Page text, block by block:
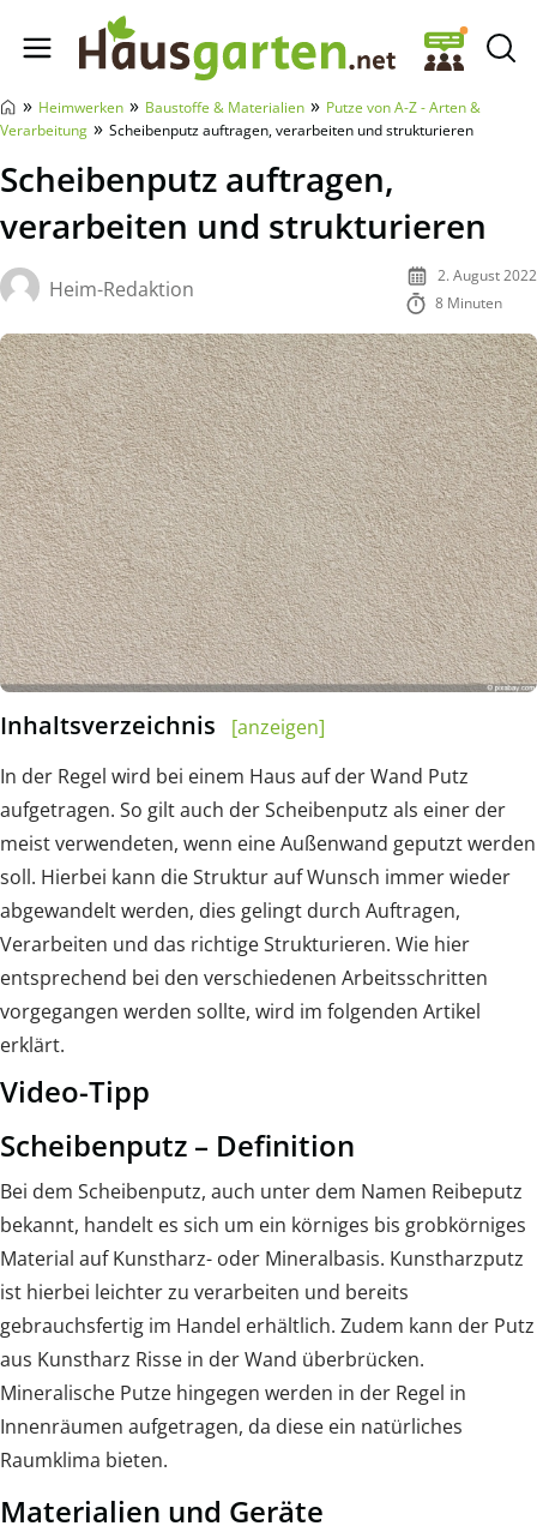
Hausgarten.net
» Heimwerken » Baustoffe & Materialien » Putze von A-Z - Arten &
Verarbeitung » Scheibenputz auftragen, verarbeiten und strukturieren
Scheibenputz auftragen,
verarbeiten und strukturieren
Heim-Redaktion
2. August 2022
8 Minuten
Inhaltsverzeichnis
[anzeigen]
In der Regel wird bei einem Haus auf der Wand Putz
aufgetragen. So gilt auch der Scheibenputz als einer der
meist verwendeten, wenn eine Außenwand geputzt werden
soll. Hierbei kann die Struktur auf Wunsch immer wieder
abgewandelt werden, dies gelingt durch Auftragen,
Verarbeiten und das richtige Strukturieren. Wie hier
entsprechend bei den verschiedenen Arbeitsschritten
vorgegangen werden sollte, wird im folgenden Artikel
erklärt.
Video-Tipp
Scheibenputz – Definition
Bei dem Scheibenputz, auch unter dem Namen Reibeputz
bekannt, handelt es sich um ein körniges bis grobkörniges
Material auf Kunstharz- oder Mineralbasis. Kunstharzputz
ist hierbei leichter zu verarbeiten und bereits
gebrauchsfertig im Handel erhältlich. Zudem kann der Putz
aus Kunstharz Risse in der Wand überbrücken.
Mineralische Putze hingegen werden in der Regel in
Innenräumen aufgetragen, da diese ein natürliches
Raumklima bieten.
Materialien und Geräte